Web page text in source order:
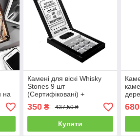
на
"
Камені для віскі Whisky
Stones 9 шт
(Сертифіковані) +
мішечок. Кубики для
охолодження віскі
350₴ 437,50 ₴
Купити
680